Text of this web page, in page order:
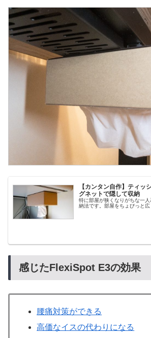
【カンタン自作】ティッ
グネットで隠して収納
特に部屋が狭くなりがちな一
納法です。部屋をちょびっと広
感じたFlexiSpot E3の効果
腰痛対策ができる
高価なイスの代わりになる